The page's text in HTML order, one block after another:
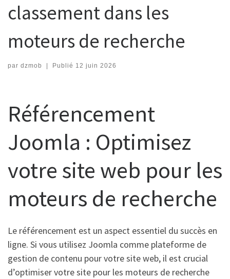
classement dans les
moteurs de recherche
par dzmob | Publié 12 juin 2026
Référencement
Joomla : Optimisez
votre site web pour les
moteurs de recherche
Le référencement est un aspect essentiel du succès en
ligne. Si vous utilisez Joomla comme plateforme de
gestion de contenu pour votre site web, il est crucial
d’optimiser votre site pour les moteurs de recherche